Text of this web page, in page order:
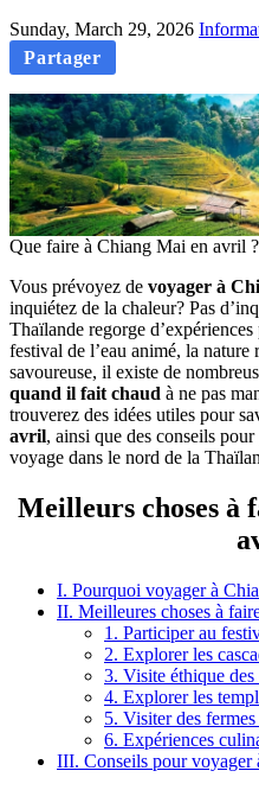
Sunday, March 29, 2026
Partager
Que faire à Chiang Mai en avril ?
Vous prévoyez de voyager à
inquiétez de la chaleur? Pas
Thaïlande regorge
festival de l’eau animé, la
savoureuse, il existe de
quand il fait chaud à ne pas
trouverez des idées utiles pour
avril, ainsi que des conseils
voyage dans le nord de la
Meilleurs choses à
I. Pourquoi voyager à
II. Meilleures choses à
1. Participer au
2. Explorer les
3. Visite éthique des
4. Explorer les
5. Visiter des
6. Expériences
III. Conseils pour voyager